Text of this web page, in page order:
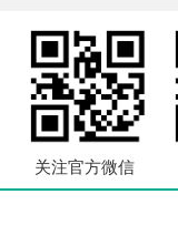
关注官方微信